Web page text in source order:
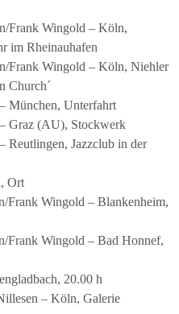
Frank Wingold – Köln,
im Rheinauhafen
Frank Wingold – Köln, Niehler
Church´
München, Unterfahrt
Graz (AU), Stockwerk
Reutlingen, Jazzclub in der
Ort
Frank Wingold – Blankenheim,
Frank Wingold – Bad Honnef,
20.00 h
– Köln, Galerie